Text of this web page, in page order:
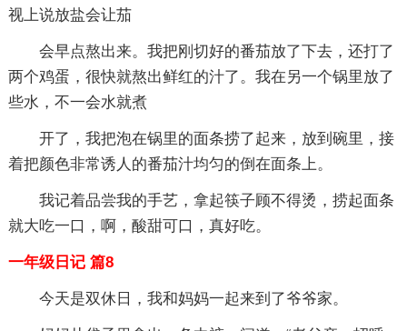
视上说放盐会让茄
会早点熬出来。我把刚切好的番茄放了下去，还打了
两个鸡蛋，很快就熬出鲜红的汁了。我在另一个锅里放了
些水，不一会水就煮
开了，我把泡在锅里的面条捞了起来，放到碗里，接
着把颜色非常诱人的番茄汁均匀的倒在面条上。
我记着品尝我的手艺，拿起筷子顾不得烫，捞起面条
就大吃一口，啊，酸甜可口，真好吃。
一年级日记 篇8
今天是双休日，我和妈妈一起来到了爷爷家。